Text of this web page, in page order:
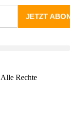
Rechte